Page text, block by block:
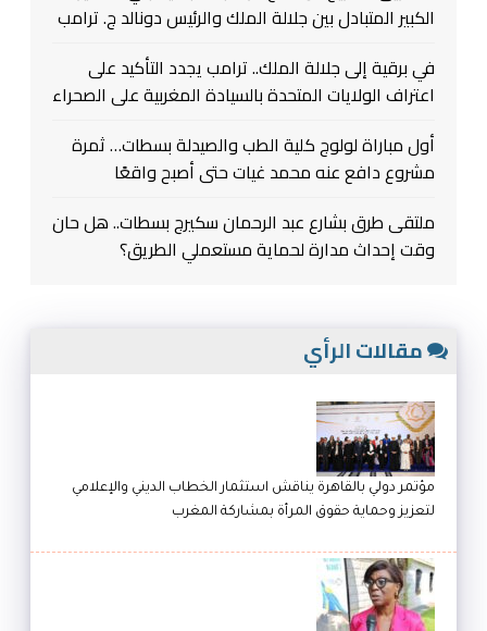
الكبير المتبادل بين جلالة الملك والرئيس دونالد ج. ترامب
في برقية إلى جلالة الملك.. ترامب يجدد التأكيد على
اعتراف الولايات المتحدة بالسيادة المغربية على الصحراء
أول مباراة لولوج كلية الطب والصيدلة بسطات… ثمرة
مشروع دافع عنه محمد غيات حتى أصبح واقعًا
ملتقى طرق بشارع عبد الرحمان سكيرج بسطات.. هل حان
وقت إحداث مدارة لحماية مستعملي الطريق؟
مقالات الرأي
مؤتمر دولي بالقاهرة يناقش استثمار الخطاب الديني والإعلامي
لتعزيز وحماية حقوق المرأة بمشاركة المغرب